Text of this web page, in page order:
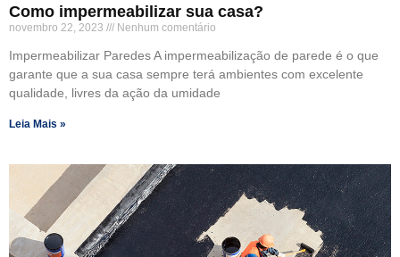
Como impermeabilizar sua casa?
novembro 22, 2023 Nenhum comentário
Impermeabilizar Paredes A impermeabilização de parede é o que
garante que a sua casa sempre terá ambientes com excelente
qualidade, livres da ação da umidade
Leia Mais »